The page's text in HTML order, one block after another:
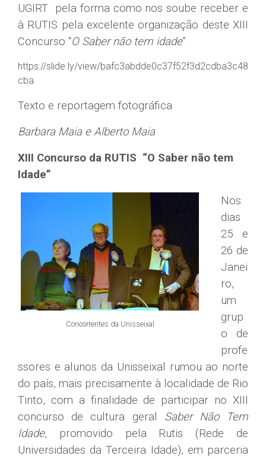
UGIRT pela forma como nos soube receber e
à RUTIS pela excelente organização deste XIII
Concurso “O Saber não tem idade”.
https://slide.ly/view/bafc3abdde0c37f52f3d2cdba3c48
cba
Texto e reportagem fotográfica
Barbara Maia e Alberto Maia
XIII Concurso da RUTIS “O Saber não tem
Idade”
Concorrentes da Unisseixal
Nos
dias
25 e
26 de
Janei
ro,
um
grup
o de
profe
ssores e alunos da Unisseixal rumou ao norte
do país, mais precisamente à localidade de Rio
Tinto, com a finalidade de participar no XIII
concurso de cultura geral Saber Não Tem
Idade, promovido pela Rutis (Rede de
Universidades da Terceira Idade), em parceria